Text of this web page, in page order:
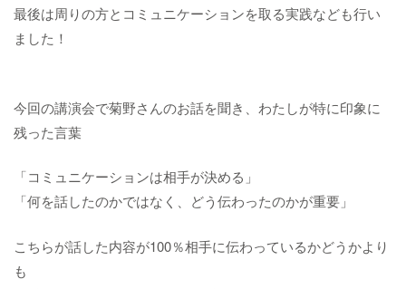
最後は周りの方とコミュニケーションを取る実践なども行い
ました！
今回の講演会で菊野さんのお話を聞き、わたしが特に印象に
残った言葉
「コミュニケーションは相手が決める」
「何を話したのかではなく、どう伝わったのかが重要」
こちらが話した内容が100％相手に伝わっているかどうかより
も